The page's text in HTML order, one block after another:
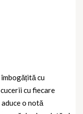
cu
cu fiecare
o notă